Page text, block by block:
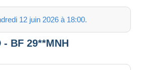
12 juin 2026 à 18:00.
- BF 29**MNH